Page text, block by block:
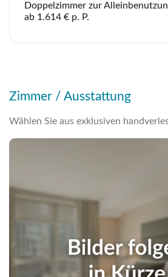
Doppelzimmer zur
ab 1.614 € p. P.
Zimmer / Ausstattung
Wählen Sie aus exklusiven